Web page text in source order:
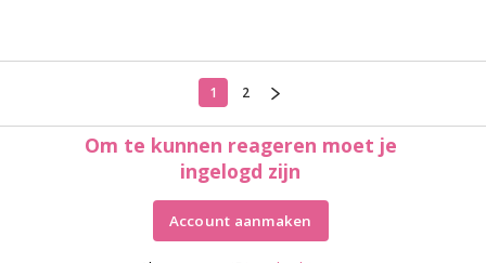
1 2
Om te kunnen reageren moet je
ingelogd zijn
Account aanmaken